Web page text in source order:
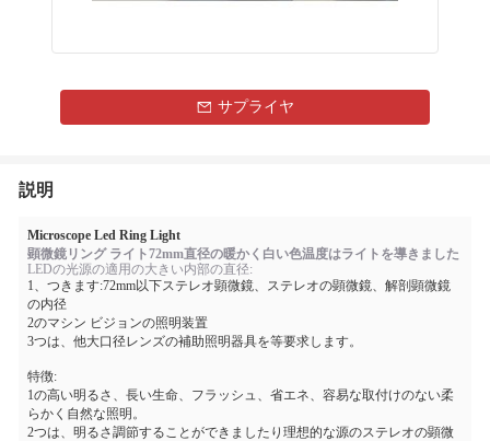
サプライヤ
説明
Microscope Led Ring Light
顕微鏡リング ライト72mm直径の暖かく白い色温度はライトを導きました
LEDの光源の適用の大きい内部の直径:
1、つきます:72mm以下ステレオ顕微鏡、ステレオの顕微鏡、解剖顕微鏡
の内径
2のマシン ビジョンの照明装置
3つは、他大口径レンズの補助照明器具を等要求します。
特徴:
1の高い明るさ、長い生命、フラッシュ、省エネ、容易な取付けのない柔
らかく自然な照明。
2つは、明るさ調節することができましたり理想的な源のステレオの顕微